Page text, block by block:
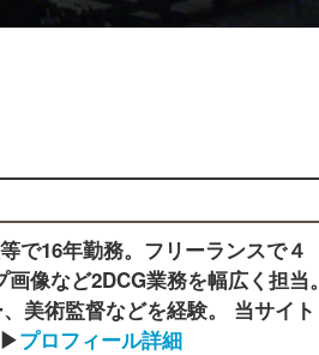
で16年勤務。フリーランスで４
像など2DCG業務を幅広く担当。
美術監督などを経験。 当サイト
プロフィール詳細